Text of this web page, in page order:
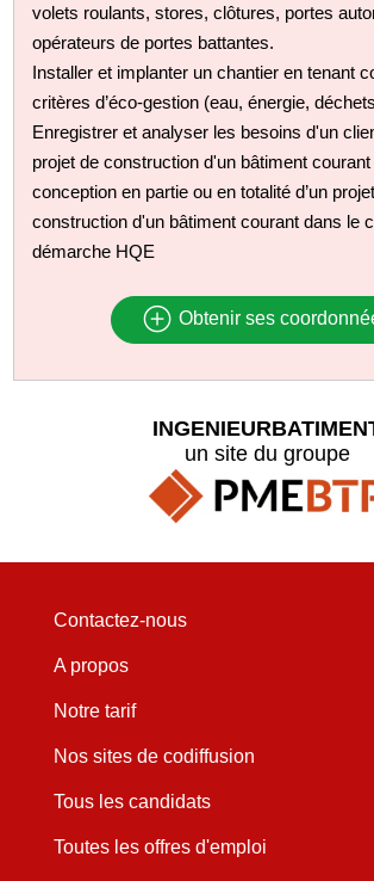
volets roulants, stores, clôtures, portes
opérateurs de portes battantes.
Installer et implanter un chantier en tenant
critères d’éco-gestion (eau, énergie,
Enregistrer et analyser les besoins d'un
projet de construction d'un bâtiment courant
conception en partie ou en totalité d’un
construction d'un bâtiment courant dans le
démarche HQE
Obtenir ses
un site du groupe
Contactez-nous
A propos
Notre tarif
Nos sites de codiffusion
Tous les candidats
Toutes les offres d'emploi